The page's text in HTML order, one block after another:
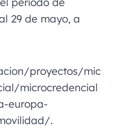
29 de mayo, a
proyectos/mic
microcredencial
europa-
.